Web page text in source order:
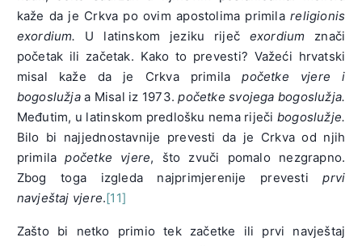
kaže da je Crkva po ovim apostolima primilareligionis
exordium. U latinskom jeziku riječ exordium znači
početak ili začetak. Kako to prevesti? Važeći hrvatski
misal kaže da je Crkva primilapočetke vjere i
bogoslužjaa Misal iz 1973.početke svojega bogoslužja.
Međutim, u latinskom predlošku nema riječi bogoslužje.
Bilo bi najjednostavnije prevesti da je Crkva od njih
primilapočetke vjere, što zvuči pomalo nezgrapno.
Zbog toga izgleda najprimjerenije prevestiprvi
navještaj vjere.[11]
Zašto bi netko primio tek začetke ili prvi navještaj